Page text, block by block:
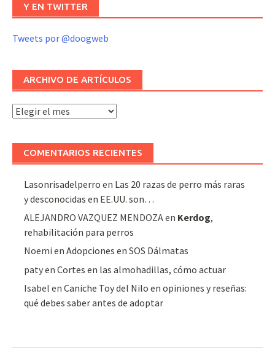
Y EN TWITTER
Tweets por @doogweb
ARCHIVO DE ARTÍCULOS
Archivo
COMENTARIOS RECIENTES
Lasonrisadelperro en Las 20 razas de perro más raras
y desconocidas en EE.UU. son…
ALEJANDRO VAZQUEZ MENDOZAen Kerdog,
rehabilitación para perros
Noemi enAdopciones en SOS Dálmatas
patyenCortes en las almohadillas, cómo actuar
Isabel enCaniche Toy del Nilo en opiniones y reseñas:
qué debes saber antes de adoptar